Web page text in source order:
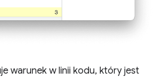
warunek w linii kodu, który jest